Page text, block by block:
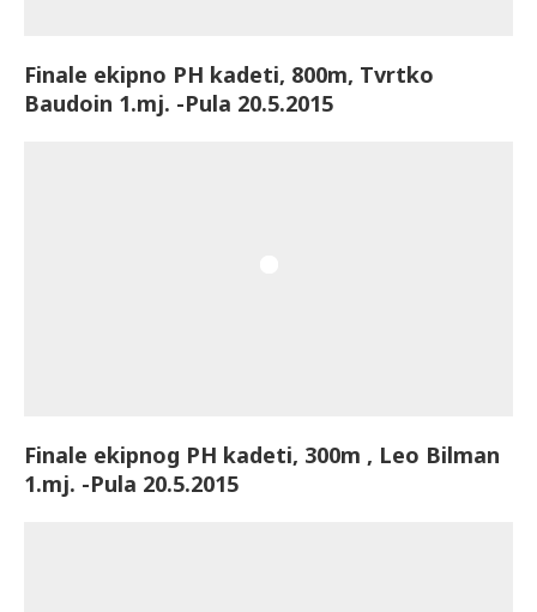
Finale ekipno PH kadeti, 800m, Tvrtko
Baudoin 1.mj. -Pula 20.5.2015
Finale ekipnog PH kadeti, 300m , Leo Bilman
1.mj. -Pula 20.5.2015